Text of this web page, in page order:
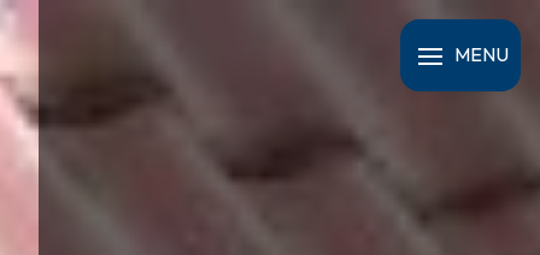
MENU
Panneau de gestion des cookies